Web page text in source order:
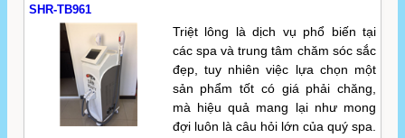
SHR-TB961
Triệt lông là dịch vụ phổ biến tại
các spa và trung tâm chăm sóc sắc
đẹp, tuy nhiên việc lựa chọn một
sản phẩm tốt có giá phải chăng,
mà hiệu quả mang lại như mong
đợi luôn là câu hỏi lớn của quý spa.